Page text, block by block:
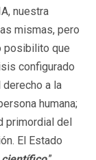
nuestra
mismas, pero
posibilito que
configurado
derecho a la
humana;
primordial del
El Estado